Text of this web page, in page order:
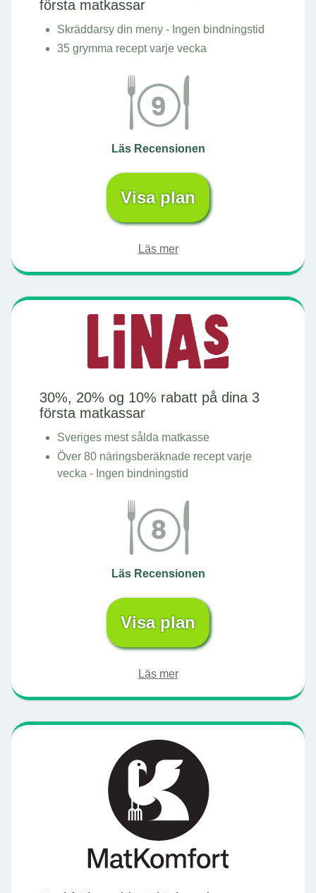
första matkassar
Skräddarsy din meny - Ingen bindningstid
35 grymma recept varje vecka
Läs Recensionen
Visa plan
Läs mer
30%, 20% og 10% rabatt på dina 3
första matkassar
Sveriges mest sålda matkasse
Över 80 näringsberäknade recept varje
vecka - Ingen bindningstid
Läs Recensionen
Visa plan
Läs mer